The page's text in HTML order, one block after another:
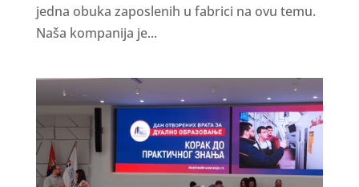
jedna obuka zaposlenih u fabrici na ovu temu.
Naša kompanija je...